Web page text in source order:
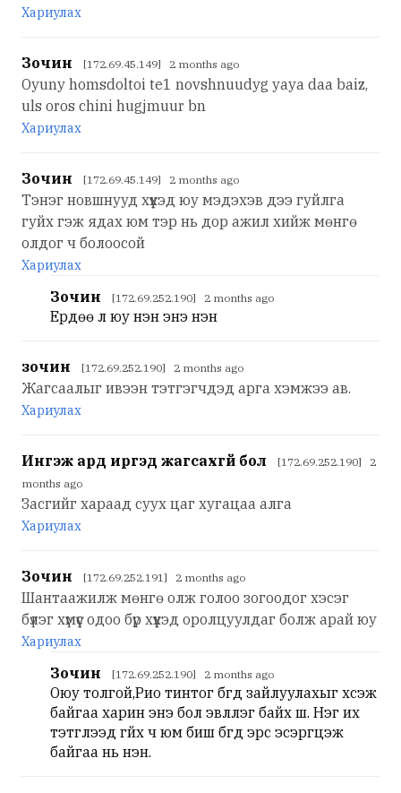
Хариулах
Зочин [172.69.45.149] 2 months ago
Oyuny homsdoltoi te1 novshnuudyg yaya daa baiz,
uls oros chini hugjmuur bn
Хариулах
Зочин [172.69.45.149] 2 months ago
Тэнэг новшнууд хүүхэд юу мэдэхэв дээ гуйлга
гуйх гэж ядах юм тэр нь дор ажил хийж мөнгө
олдог ч болоосой
Хариулах
Зочин [172.69.252.190] 2 months ago
Ердөө л юу үнэн энэ үнэн
зочин [172.69.252.190] 2 months ago
Жагсаалыг ивээн тэтгэгчдэд арга хэмжээ ав.
Хариулах
Ингэж ард иргэд жагсахгүй бол
[172.69.252.190] 2
months ago
Засгийг хараад суух цаг хугацаа алга
Хариулах
Зочин [172.69.252.191] 2 months ago
Шантаажилж мөнгө олж голоо зогоодог хэсэг
бүлэг хүмүүс одоо бүр хүүхэд оролцуулдаг болж арай юу
Хариулах
Зочин [172.69.252.190] 2 months ago
Оюу толгой,Рио тинтог бүгд зайлуулахыг хүсэж
байгаа харин энэ бол эвлүүлэг байх шүү. Нэг их
тэтгүүлээд гүйх ч юм биш бүгд эрс эсэргүүцэж
байгаа нь үнэн.